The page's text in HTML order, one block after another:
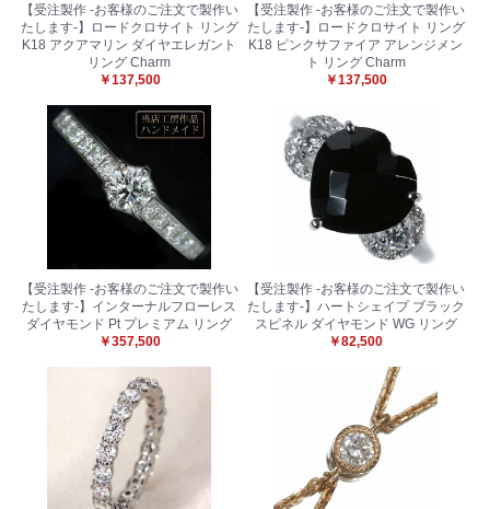
【受注製作 -お客様のご注文で製作い
たします-】ロードクロサイト リング
K18 アクアマリン ダイヤエレガント
リング Charm
￥137,500
【受注製作 -お客様のご注文で製作い
たします-】ロードクロサイト リング
K18 ピンクサファイア アレンジメン
ト リング Charm
￥137,500
【受注製作 -お客様のご注文で製作い
たします-】インターナルフローレス
ダイヤモンド Pt プレミアム リング
￥357,500
【受注製作 -お客様のご注文で製作い
たします-】ハートシェイプ ブラック
スピネル ダイヤモンド WG リング
￥82,500